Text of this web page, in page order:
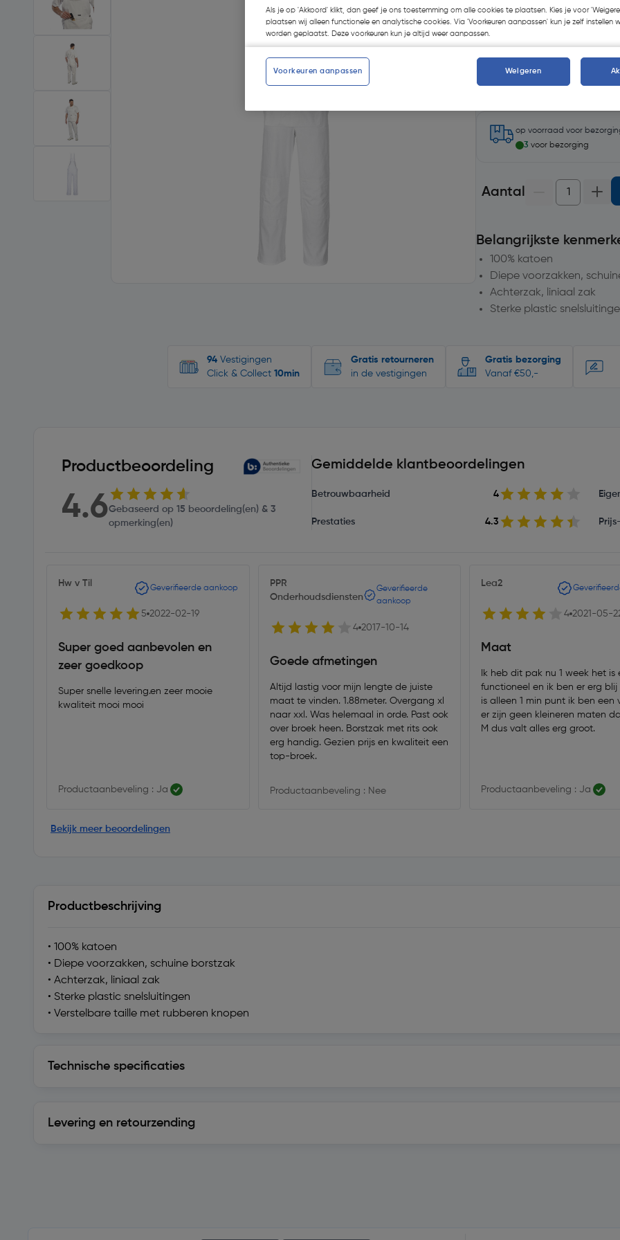
Selecteer winkel - Bekijk
op voorraad voor
3 voor bezorging
Aantal
Belangrijkste
100% katoen
Diepe voorzakken,
Achterzak, liniaal zak
Sterke plastic
94 Vestigingen
Click & Collect 10min
Gratis retourneren
in de vestigingen
Gratis bezorging
Vanaf €50,-
Productbeoordeling
4.6Gebaseerd op 15 beoordeling(en) & 3
opmerking(en)
Gemiddelde klantbeoordelingen
Betrouwbaarheid 4
Prestaties 4.3
Hw v Til Geverifieerde aankoop
5 2022-02-19
Super goed aanbevolen en
zeer goedkoop
Super snelle levering.en zeer mooie
kwaliteit mooi mooi
Productaanbeveling : Ja
PPR
Onderhoudsdiensten
Geverifieerde
aankoop
4 2017-10-14
Goede afmetingen
Altijd lastig voor mijn lengte de juiste
maat te vinden. 1.88meter. Overgang xl
naar xxl. Was helemaal in orde. Past ook
over broek heen. Borstzak met rits ook
erg handig. Gezien prijs en kwaliteit een
top-broek.
Productaanbeveling : Nee
Lea2
4 2021-05-
Maat
Ik heb dit pak nu 1 week het is
functioneel en ik ben er erg blij
is alleen 1 min punt ik ben een
er zijn geen kleineren maten
M dus valt alles erg groot.
Productaanbeveling : Ja
Bekijk meer beoordelingen
Productbeschrijving
• 100% katoen
• Diepe voorzakken, schuine borstzak
• Achterzak, liniaal zak
• Sterke plastic snelsluitingen
• Verstelbare taille met rubberen knopen
Technische specificaties
Levering en retourzending
Als je op 'Akkoord' klikt, dan geef je ons toestemming om alle cookies te plaatsen. Kies je voor
plaatsen wij alleen functionele en analytische cookies. Via 'Voorkeuren aanpassen' kun je zelf instellen
worden geplaatst. Deze voorkeuren kun je altijd weer aanpassen.
Voorkeuren aanpassen Weigeren